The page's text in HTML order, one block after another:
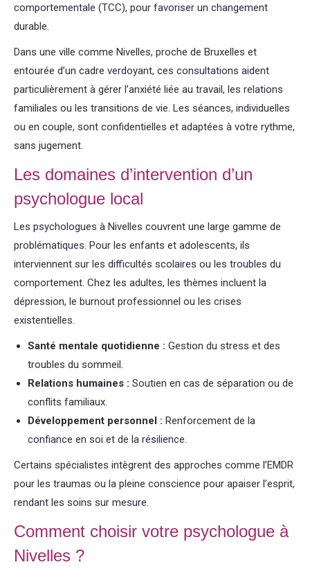
comportementale (TCC), pour favoriser un changement
durable.
Dans une ville comme Nivelles, proche de Bruxelles et
entourée d’un cadre verdoyant, ces consultations aident
particulièrement à gérer l’anxiété liée au travail, les relations
familiales ou les transitions de vie. Les séances, individuelles
ou en couple, sont confidentielles et adaptées à votre rythme,
sans jugement.
Les domaines d’intervention d’un
psychologue local
Les psychologues à Nivelles couvrent une large gamme de
problématiques. Pour les enfants et adolescents, ils
interviennent sur les difficultés scolaires ou les troubles du
comportement. Chez les adultes, les thèmes incluent la
dépression, le burnout professionnel ou les crises
existentielles.
Santé mentale quotidienne : Gestion du stress et des
troubles du sommeil.
Relations humaines : Soutien en cas de séparation ou de
conflits familiaux.
Développement personnel : Renforcement de la
confiance en soi et de la résilience.
Certains spécialistes intègrent des approches comme l’EMDR
pour les traumas ou la pleine conscience pour apaiser l’esprit,
rendant les soins sur mesure.
Comment choisir votre psychologue à
Nivelles ?